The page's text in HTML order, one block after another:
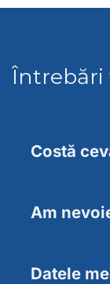
Întrebări
Costă
Am
Datele